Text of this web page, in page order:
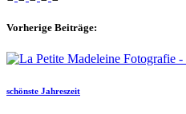
Vorherige Beiträge:
schönste Jahreszeit